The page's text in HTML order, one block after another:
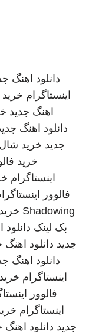
دانلود اهنگ
اینستاگرام
اهنگ جدید
دانلود اهنگ
جدید خرید
خرید
اینستاگرام
فالوور
Shadowing
بک لینک
جدید دانلود اهنگ
دانلود اهنگ
اینستاگرام
فالوور
اینستاگرام
جدید دانلود اهنگ